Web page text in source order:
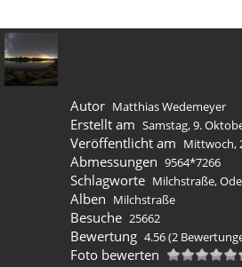
Autor Matthias Wedemeyer
Erstellt am Samstag, 9.
Veröffentlicht am Mittwoch,
Abmessungen 9564*7266
Schlagworte Milchstraße,
Alben Milchstraße
Besuche 25662
Bewertung 4.56(2
Foto bewerten